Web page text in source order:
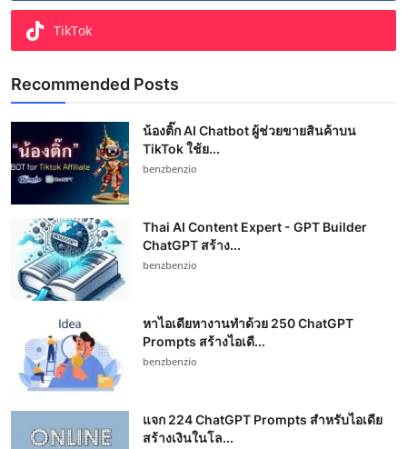
TikTok
Recommended Posts
น้องติ๊ก AI Chatbot ผู้ช่วยขายสินค้าบน
TikTok ใช้ย...
benzbenzio
Thai AI Content Expert - GPT Builder
ChatGPT สร้าง...
benzbenzio
หาไอเดียหางานทำด้วย 250 ChatGPT
Prompts สร้างไอเดี...
benzbenzio
แจก 224 ChatGPT Prompts สำหรับไอเดีย
สร้างเงินในโล...